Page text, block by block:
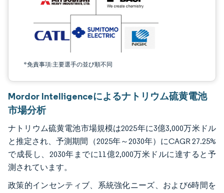
*免責事項:主要選手の並び順不同
Mordor Intelligenceによるナトリウム硫黄電池
市場分析
ナトリウム硫黄電池市場規模は2025年に3億3,000万米ドル
と推定され、予測期間（2025年～2030年）にCAGR 27.25%
で成長し、2030年までに11億2,000万米ドルに達すると予
測されています。
政策的インセンティブ、系統強化ニーズ、および6時間を